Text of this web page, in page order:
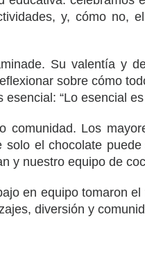
y, cómo no,
Su valentía y
sobre cómo
“Lo esencial es
Los
el chocolate
y nuestro equipo de
en equipo tomaron
diversión y